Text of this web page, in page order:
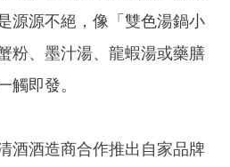
源源不絕，像「雙色湯鍋小
粉、墨汁湯、龍蝦湯或藥膳
觸即發。
酒酒造商合作推出自家品牌